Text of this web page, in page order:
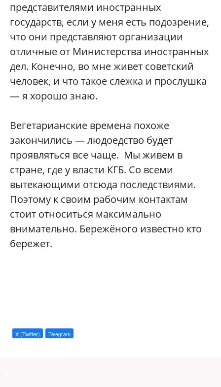
представителями иностранных
государств, если у меня есть подозрение,
что они представляют организации
отличные от Министерства иностранных
дел. Конечно, во мне живет советский
человек, и что такое слежка и прослушка
— я хорошо знаю.
Вегетарианские времена похоже
закончились — людоедство будет
проявляться все чаще. Мы живем в
стране, где у власти КГБ. Со всеми
вытекающими отсюда последствиями.
Поэтому к своим рабочим контактам
стоит относиться максимально
внимательно. Бережёного известно кто
бережет.
X (Twitter) Telegram